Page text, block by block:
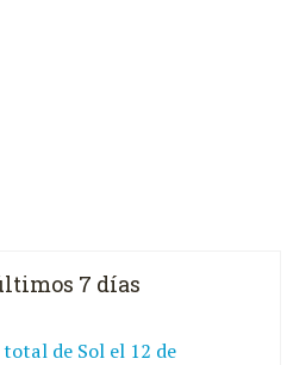
7 días
de Sol el 12 de